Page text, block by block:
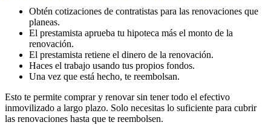
Obtén cotizaciones de contratistas para las renovaciones que
planeas.
El prestamista aprueba tu hipoteca más el monto de la
renovación.
El prestamista retiene el dinero de la renovación.
Haces el trabajo usando tus propios fondos.
Una vez que está hecho, te reembolsan.
Esto te permite comprar y renovar sin tener todo el efectivo
inmovilizado a largo plazo. Solo necesitas lo suficiente para cubrir
las renovaciones hasta que te reembolsen.